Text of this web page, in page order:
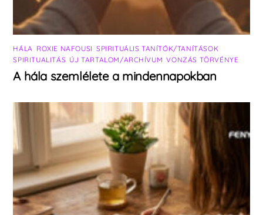
HÁLA ROXIE NAFOUSI SPIRITUÁLIS TANÍTÓK/TANÍTÁSOK
SPIRITUALITÁS ÚJ TARTALOM/ARCHÍVUM ,VONZÁS TÖRVÉNYE
A hála szemlélete a mindennapokban